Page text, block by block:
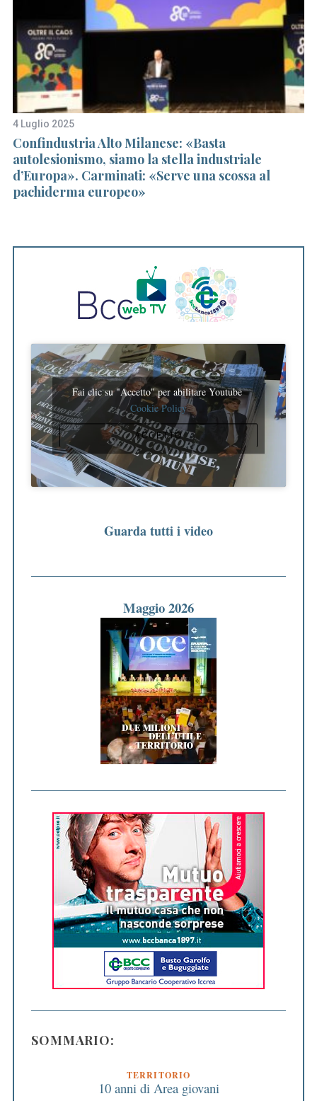
4 Luglio 2025
Confindustria Alto Milanese: «Basta
autolesionismo, siamo la stella industriale
d’Europa». Carminati: «Serve una scossa al
pachiderma europeo»
Fai clic su "Accetto" per abilitare Youtube
Cookie Policy
ACCETTO
Guarda tutti i video
Maggio 2026
SOMMARIO:
TERRITORIO
10 anni di Area giovani
c
h
f
o
r